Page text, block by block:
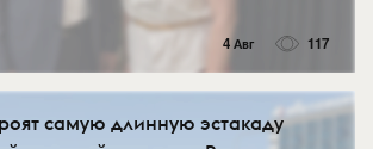
4 Авг 117
самую длинную эстакаду